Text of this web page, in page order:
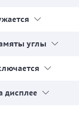
углы
дисплее